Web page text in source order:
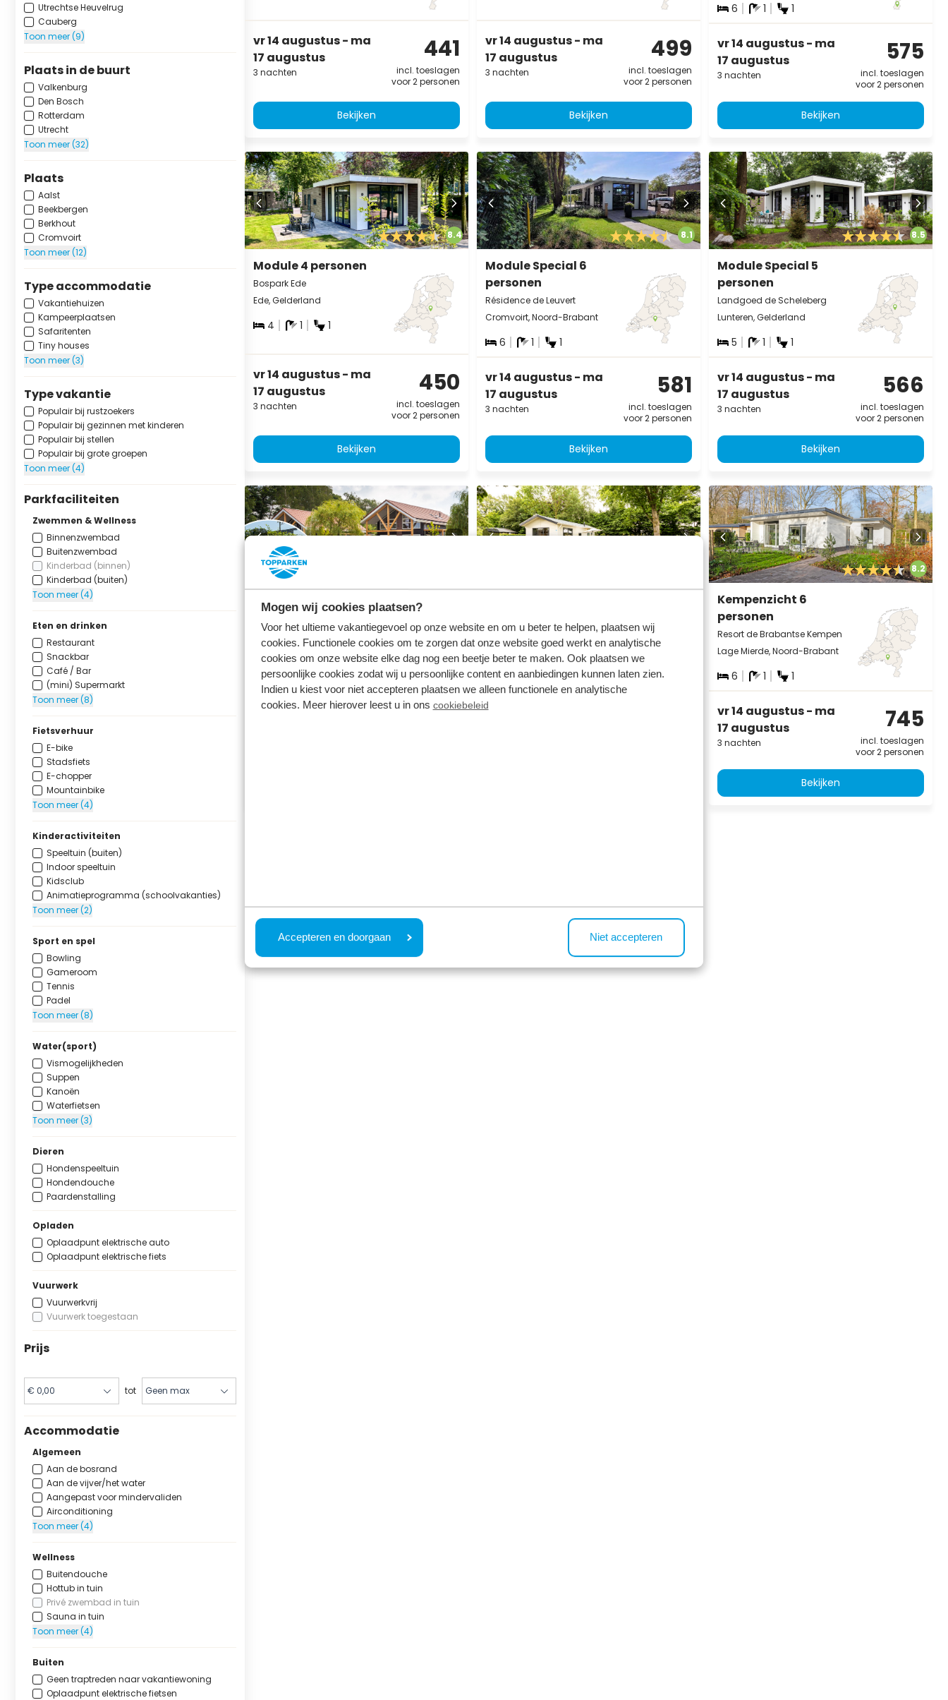
Mogen wij cookies plaatsen?
Voor het ultieme vakantiegevoel op onze website en om u beter te helpen, plaatsen wij
cookies. Functionele cookies om te zorgen dat onze website goed werkt en analytische
cookies om onze website elke dag nog een beetje beter te maken. Ook plaatsen we
persoonlijke cookies zodat wij u persoonlijke content en aanbiedingen kunnen laten zien.
Indien u kiest voor niet accepteren plaatsen we alleen functionele en analytische
cookies. Meer hierover leest u in ons cookiebeleid
Accepteren en doorgaan Niet accepteren
Utrechtse Heuvelrug
Cauberg
Toon meer (9)
Plaats in de buurt
Valkenburg
Den Bosch
Rotterdam
Utrecht
Toon meer (32)
Plaats
Aalst
Beekbergen
Berkhout
Cromvoirt
Toon meer (12)
Type accommodatie
Vakantiehuizen
Kampeerplaatsen
Safaritenten
Tiny houses
Toon meer (3)
Type vakantie
Populair bij rustzoekers
Populair bij gezinnen met kinderen
Populair bij stellen
Populair bij grote groepen
Toon meer (4)
Parkfaciliteiten
Zwemmen & Wellness
Binnenzwembad
Buitenzwembad
Kinderbad (binnen)
Kinderbad (buiten)
Toon meer (4)
Eten en drinken
Restaurant
Snackbar
Café / Bar
(mini) Supermarkt
Toon meer (8)
Fietsverhuur
E-bike
Stadsfiets
E-chopper
Mountainbike
Toon meer (4)
Kinderactiviteiten
Speeltuin (buiten)
Indoor speeltuin
Kidsclub
Animatieprogramma (schoolvakanties)
Toon meer (2)
Sport en spel
Bowling
Gameroom
Tennis
Padel
Toon meer (8)
Water(sport)
Vismogelijkheden
Suppen
Kanoën
Waterfietsen
Toon meer (3)
Dieren
Hondenspeeltuin
Hondendouche
Paardenstalling
Opladen
Oplaadpunt elektrische auto
Oplaadpunt elektrische fiets
Vuurwerk
Vuurwerkvrij
Vuurwerk toegestaan
Prijs
tot
Accommodatie
Algemeen
Aan de bosrand
Aan de vijver/het water
Aangepast voor mindervaliden
Airconditioning
Toon meer (4)
Wellness
Buitendouche
Hottub in tuin
Privé zwembad in tuin
Sauna in tuin
Toon meer (4)
Buiten
Geen traptreden naar vakantiewoning
Oplaadpunt elektrische fietsen
vr 14 augustus - ma
17 augustus
3 nachten
441
incl. toeslagen
voor 2 personen
Bekijken
vr 14 augustus - ma
17 augustus
3 nachten
499
incl. toeslagen
voor 2 personen
Bekijken
6 1 1
vr 14 augustus - ma
17 augustus
3 nachten
575
incl. toeslagen
voor 2 personen
Bekijken
8.4
Module 4 personen
Bospark Ede
Ede, Gelderland
4 1 1
vr 14 augustus - ma
17 augustus
3 nachten
450
incl. toeslagen
voor 2 personen
Bekijken
8.1
Module Special 6
personen
Résidence de Leuvert
Cromvoirt, Noord-Brabant
6 1 1
vr 14 augustus - ma
17 augustus
3 nachten
581
incl. toeslagen
voor 2 personen
Bekijken
8.5
Module Special 5
personen
Landgoed de Scheleberg
Lunteren, Gelderland
5 1 1
vr 14 augustus - ma
17 augustus
3 nachten
566
incl. toeslagen
voor 2 personen
Bekijken
Villa 14 personen
Wellness (Spa)
Résidence Lichtenvoorde
14 3 4
vr 14 augustus - ma
1.464
Résidence Lichtenvoorde
Lichtenvoorde, Gelderland
5 1 1
vr 14 augustus - ma
8.2
Kempenzicht 6
personen
Resort de Brabantse Kempen
Lage Mierde, Noord-Brabant
6 1 1
vr 14 augustus - ma
17 augustus
3 nachten
745
incl. toeslagen
voor 2 personen
Bekijken